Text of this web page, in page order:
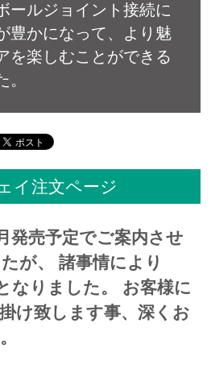
ールジョイント接続に
豊かになって、より魅
を楽しむことができる
イ注文ページ
発売予定でご案内させ
が、 諸事情により
なりました。 お客様に
け致します事、深くお